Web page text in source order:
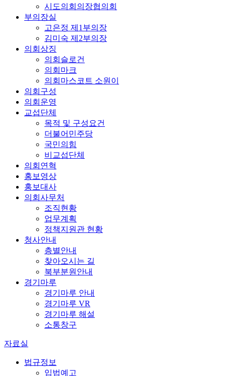
시도의회의장협의회
부의장실
고은정 제1부의장
김미숙 제2부의장
의회상징
의회슬로건
의회마크
의회마스코트 소원이
의회구성
의회운영
교섭단체
목적 및 구성요건
더불어민주당
국민의힘
비교섭단체
의회연혁
홍보영상
홍보대사
의회사무처
조직현황
업무계획
정책지원관 현황
청사안내
층별안내
찾아오시는 길
북부분원안내
경기마루
경기마루 안내
경기마루 VR
경기마루 해설
소통창구
자료실
법규정보
입법예고